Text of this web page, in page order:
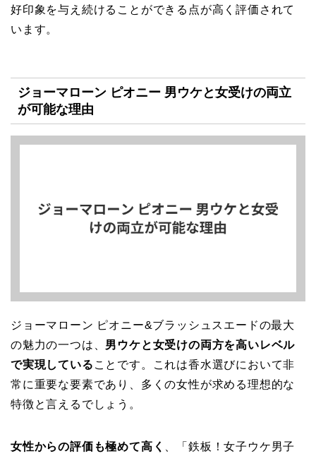
好印象を与え続けることができる点が高く評価されて
います。
ジョーマローン ピオニー 男ウケと女受けの両立
が可能な理由
ジョーマローン ピオニー&ブラッシュスエードの最大
の魅力の一つは、 男ウケと女受けの両方を高いレベル
で実現している ことです。これは香水選びにおいて非
常に重要な要素であり、多くの女性が求める理想的な
特徴と言えるでしょう。
女性からの評価も極めて高く
、「鉄板！女子ウケ男子